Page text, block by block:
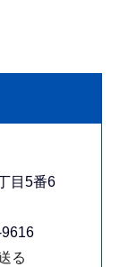
目5番6
る